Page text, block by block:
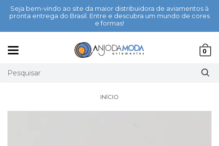
Seja bem-vindo ao site da maior distribuidora de aviamentos à
pronta entrega do Brasil. Entre e descubra um mundo de cores
e formas!
0
INÍCIO